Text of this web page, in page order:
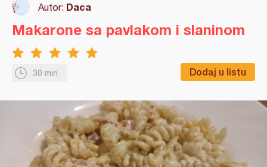
Autor: Daca
30 min Dodaj u listu
Makarone sa pavlakom i slaninom